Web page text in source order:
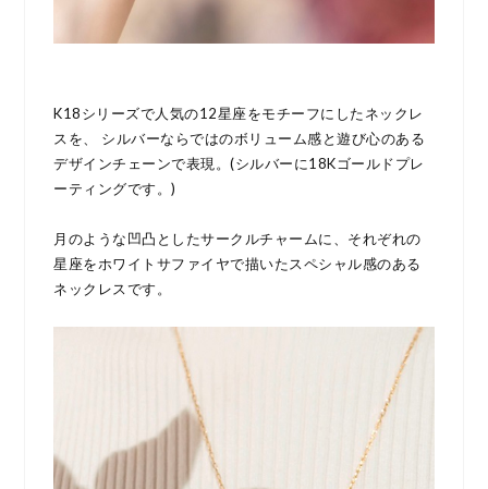
K18シリーズで人気の12星座をモチーフにしたネックレ
スを、 シルバーならではのボリューム感と遊び心のある
デザインチェーンで表現。(シルバーに18Kゴールドプレ
ーティングです。)
月のような凹凸としたサークルチャームに、それぞれの
星座をホワイトサファイヤで描いたスペシャル感のある
ネックレスです。